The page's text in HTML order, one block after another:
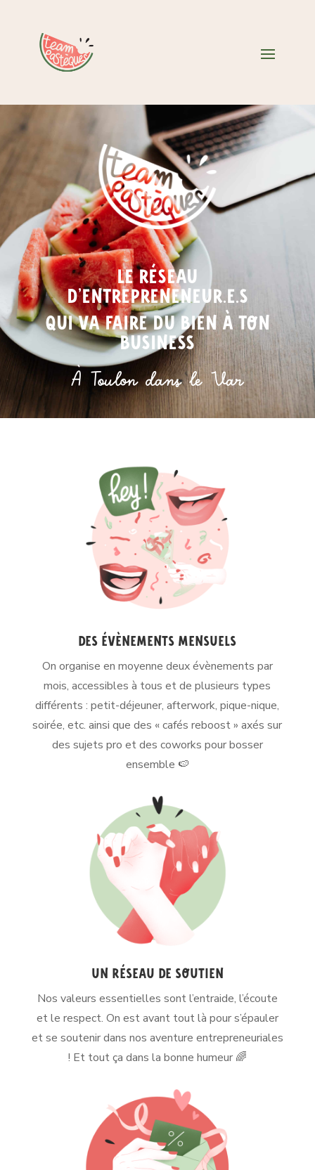
Le réseau
d’entrepreneneur.e.s
qui va faire du bien à ton
business
À Toulon dans le Var
Des évènements mensuels
On organise en moyenne deux évènements par
mois, accessibles à tous et de plusieurs types
différents : petit-déjeuner, afterwork, pique-nique,
soirée, etc. ainsi que des « cafés reboost » axés sur
des sujets pro et des coworks pour bosser
ensemble 🍉
un réseau de soutien
Nos valeurs essentielles sont l’entraide, l’écoute
et le respect. On est avant tout là pour s’épauler
et se soutenir dans nos aventure entrepreneuriales
! Et tout ça dans la bonne humeur 🌈